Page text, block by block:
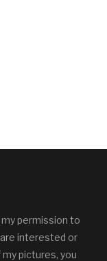
permission to
interested or
pictures, you